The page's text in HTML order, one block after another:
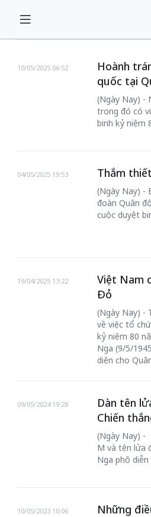
Hoành
quốc tại
10/05/2025 06:52
(Ngày Nay) -
trong đó có
binh kỷ niệm
Thắm
04/05/2025 19:53
(Ngày Nay) -
đoàn Quân
cuộc duyệt
Việt Nam
Đỏ
19/04/2025 13:22
(Ngày Nay) -
về việc tổ
kỷ niệm 80
Nga (9/5/
diện cho
Dàn tên
Chiến
09/05/2024 19:28
(Ngày Nay) -
M và tên lửa
Nga phô
Những
10/05/2023 10:06
của những chiếc
trên không gian